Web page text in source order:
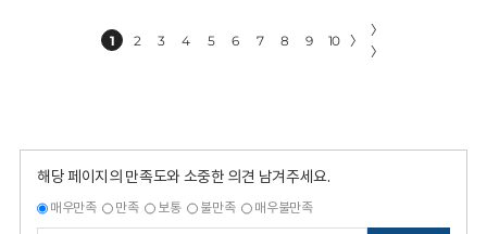
1 2 3 4 5 6 7 8 9 10 〉
〉
〉
해당 페이지의 만족도와 소중한 의견 남겨주세요.
매우만족 만족 보통 불만족 매우불만족